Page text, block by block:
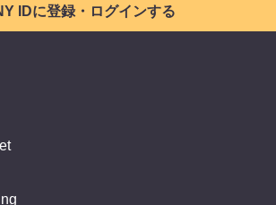
IDに登録・ログインする